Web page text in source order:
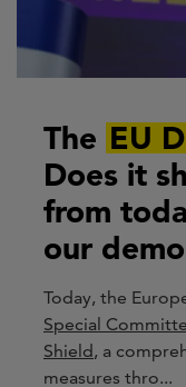
The EU
Does it
from
our
Today, the
Special
Shield, a
measures thro...